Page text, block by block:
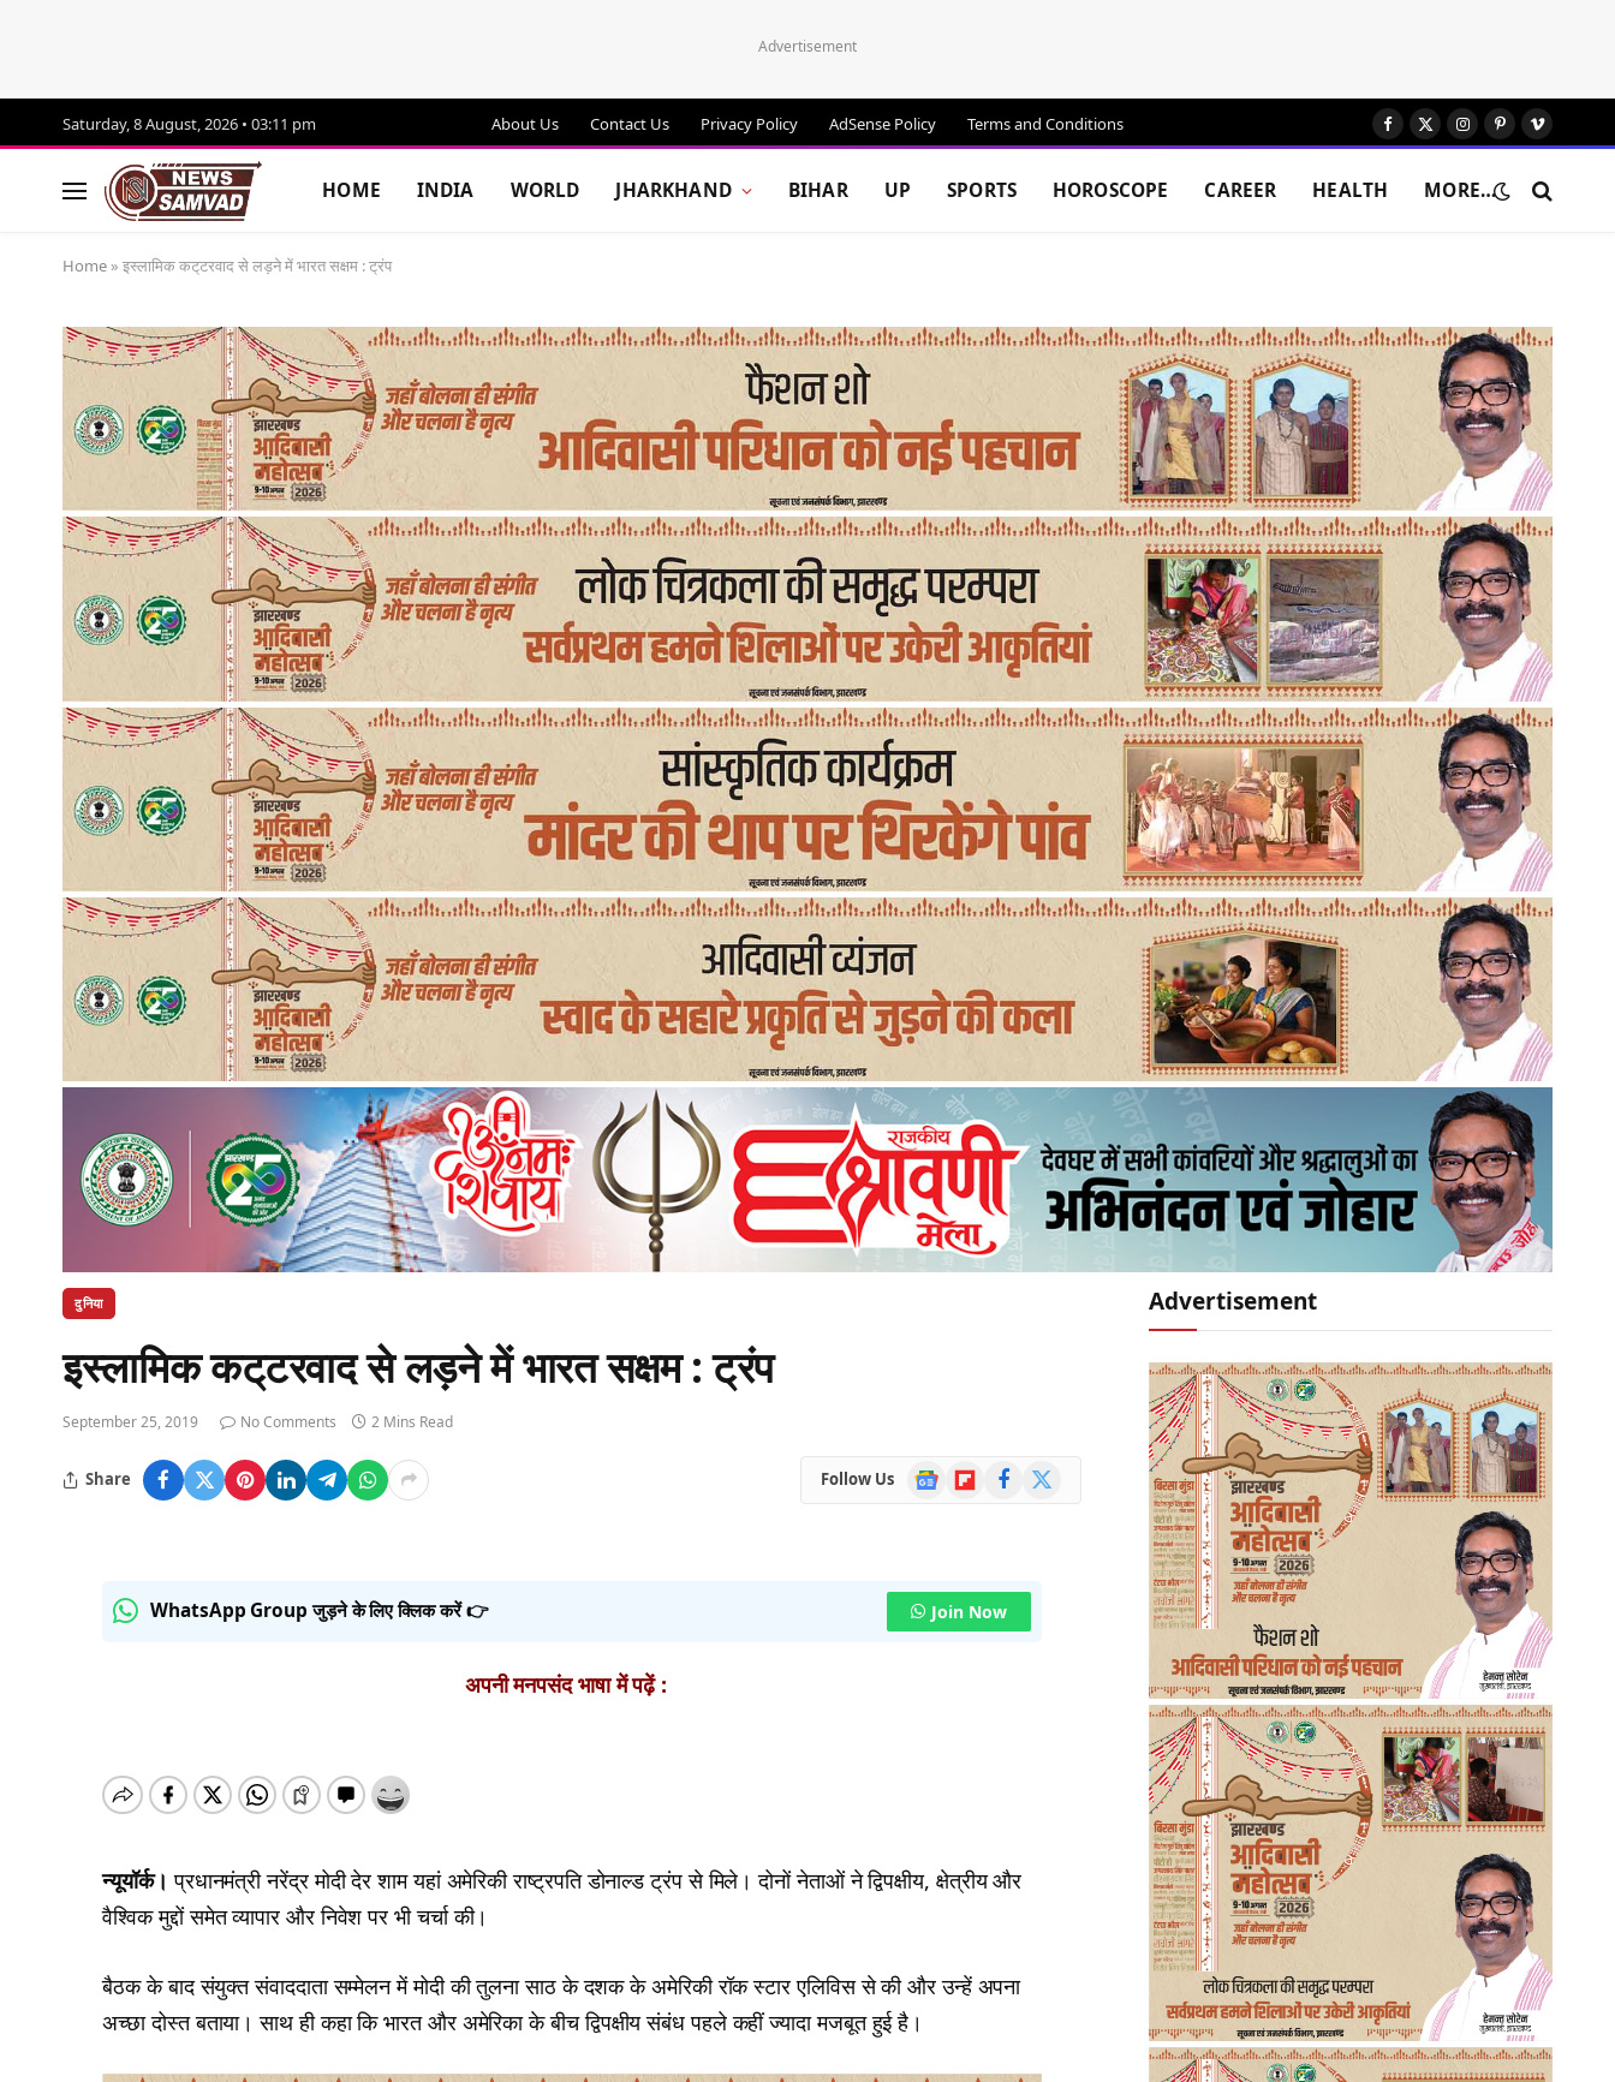
Advertisement
Saturday, 8 August, 2026 • 03:11 pm About Us Contact Us Privacy Policy AdSense Policy Terms and Conditions Facebook
X
Instagram
Pinterest
Vimeo
HOME INDIA WORLD JHARKHAND BIHAR UP SPORTS HOROSCOPE CAREER HEALTH MORE…
Home » इस्लामिक कट्‌टरवाद से लड़ने में भारत सक्षम : ट्रंप
दुनिया
इस्लामिक कट्‌टरवाद से लड़ने में भारत सक्षम : ट्रंप
September 25, 2019 No Comments 2 Mins Read
Share Follow Us
Google
News
FlipboardFacebook
WhatsApp Group जुड़ने के लिए क्लिक करें 👉 Join Now
अपनी मनपसंद भाषा में पढ़ें :
न्यूयॉर्क। प्रधानमंत्री नरेंद्र मोदी देर शाम यहां अमेरिकी राष्ट्रपति डोनाल्ड ट्रंप से मिले। दोनों नेताओं ने द्विपक्षीय, क्षेत्रीय और
वैश्विक मुद्दों समेत व्यापार और निवेश पर भी चर्चा की।
बैठक के बाद संयुक्त संवाददाता सम्मेलन में मोदी की तुलना साठ के दशक के अमेरिकी रॉक स्टार एलिविस से की और उन्हें अपना
अच्छा दोस्त बताया। साथ ही कहा कि भारत और अमेरिका के बीच द्विपक्षीय संबंध पहले कहीं ज्यादा मजबूत हुई है।
Advertisement